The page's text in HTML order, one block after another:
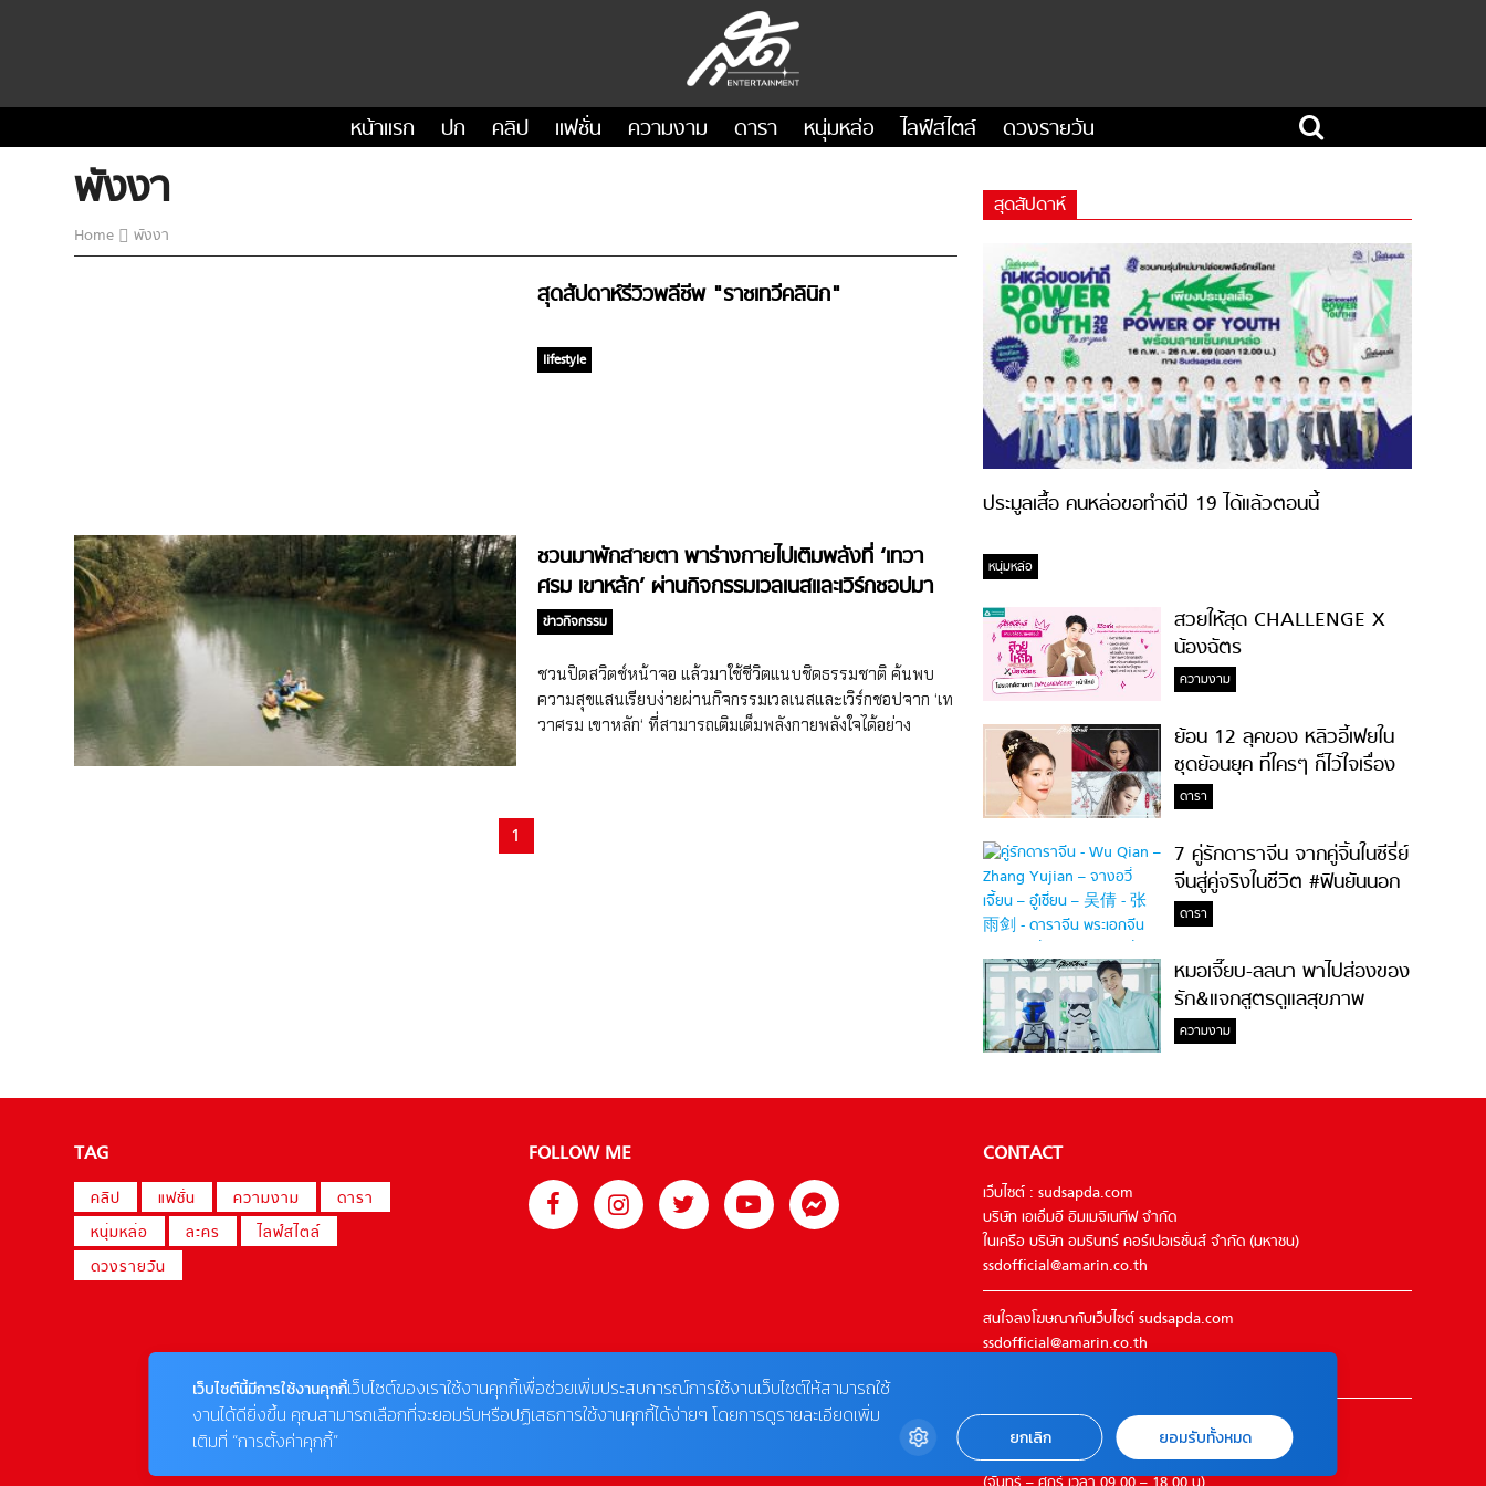
หน้าแรก ปก คลิป แฟชั่น ความงาม ดารา หนุ่มหล่อ ไลฟ์สไตล์ ดวงรายวัน
พังงา
Home พังงา
สุดสัปดาห์รีวิวพลีชีพ "ราชเทวีคลินิก"
lifestyle
ชวนมาพักสายตา พาร่างกายไปเติมพลังที่ ‘เทวา
ศรม เขาหลัก’ ผ่านกิจกรรมเวลเนสและเวิร์กชอปมา
กมาย
ข่าวกิจกรรม
ชวนปิดสวิตช์หน้าจอ แล้วมาใช้ชีวิตแนบชิดธรรมชาติ ค้นพบ
ความสุขแสนเรียบง่ายผ่านกิจกรรมเวลเนสและเวิร์กชอปจาก ‘เท
วาศรม เขาหลัก‘ ที่สามารถเติมเต็มพลังกายพลังใจได้อย่าง
1
สุดสัปดาห์
ประมูลเสื้อ คนหล่อขอทำดีปี 19 ได้แล้วตอนนี้
หนุ่มหล่อ
สวยให้สุด CHALLENGE X
น้องฉัตร
ความงาม
ย้อน 12 ลุคของ หลิวอี้เฟยใน
ชุดย้อนยุค ที่ใครๆ ก็ไว้ใจเรื่อง
ความสวย!
ดารา
7 คู่รักดาราจีน จากคู่จิ้นในซีรี่ย์
จีนสู่คู่จริงในชีวิต #ฟินยันนอก
จอ
ดารา
หมอเจี๊ยบ-ลลนา พาไปส่องของ
รัก&แจกสูตรดูแลสุขภาพ
#ล้างจมูกไม่ยากจะสอนให้
ความงาม
TAG
คลิป แฟชั่น ความงาม
ดารา
หนุ่มหล่อ
ละคร
ไลฟ์สไตล์
ดวงรายวัน
FOLLOW ME CONTACT
เว็บไซต์ : sudsapda.com
บริษัท เอเอ็มอี อิมเมจิเนทีฟ จำกัด
ในเครือ บริษัท อมรินทร์ คอร์เปอเรชั่นส์ จำกัด (มหาชน)
ssdofficial@amarin.co.th
สนใจลงโฆษณากับเว็บไซต์ sudsapda.com
ssdofficial@amarin.co.th
ติดต่อแจ้งปัญหาหรือร้องเรียน
02-422-9999 ต่อ 4180
เว็บไซต์นี้มีการใช้งานคุกกี้เว็บไซต์ของเราใช้งานคุกกี้เพื่อช่วยเพิ่มประสบการณ์การใช้งานเว็บไซต์ให้สามารถใช้
งานได้ดียิ่งขึ้น คุณสามารถเลือกที่จะยอมรับหรือปฏิเสธการใช้งานคุกกี้ได้ง่ายๆ โดยการดูรายละเอียดเพิ่ม
เติมที่ “การตั้งค่าคุกกี้”
ยกเลิก ยอมรับทั้งหมด